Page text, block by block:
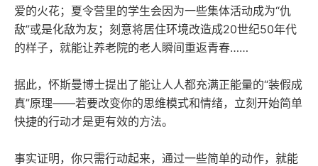
爱的火花；夏令营里的学生会因为一些集体活动成为“仇
敌”或是化敌为友；刻意将居住环境改造成20世纪50年代
的样子，就能让养老院的老人瞬间重返青春……
据此，怀斯曼博士提出了能让人人都充满正能量的“装假成
真”原理——若要改变你的思维模式和情绪，立刻开始简单
快捷的行动才是更有效的方法。
事实证明，你只需行动起来，通过一些简单的动作，就能